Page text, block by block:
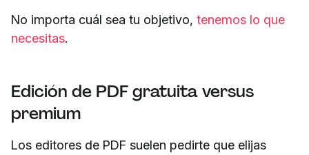
No importa cuál sea tu objetivo, tenemos lo que
necesitas.
Edición de PDF gratuita versus
premium
Los editores de PDF suelen pedirte que elijas